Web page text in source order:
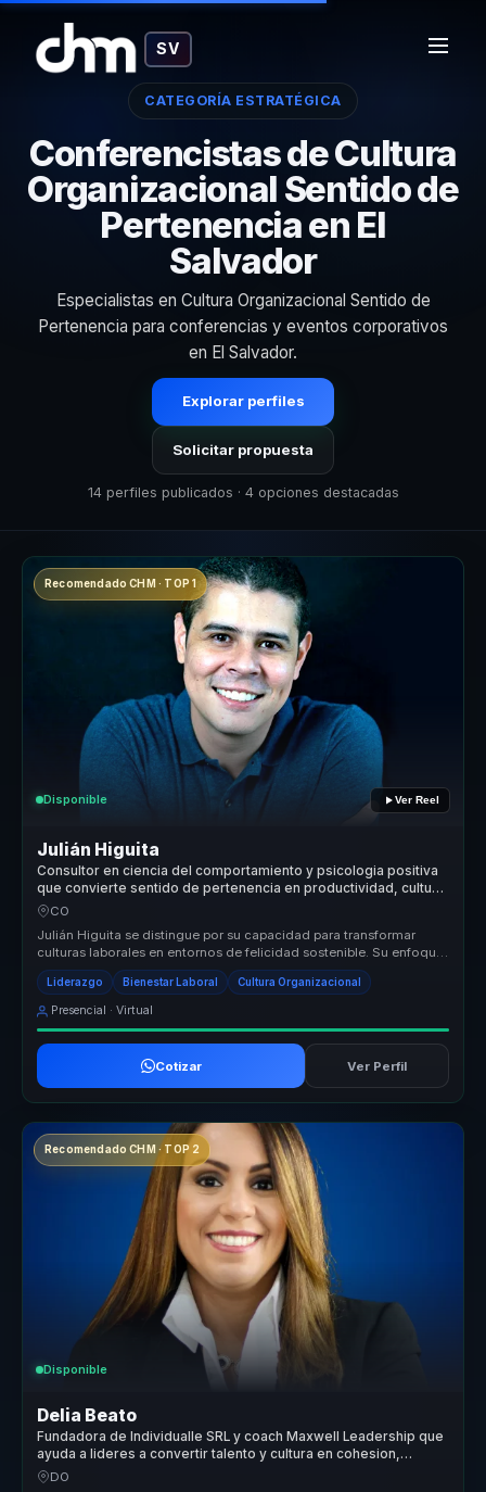
SV
CATEGORÍA ESTRATÉGICA
Conferencistas de Cultura
Organizacional Sentido de
Pertenencia en El
Salvador
Especialistas en Cultura Organizacional Sentido de
Pertenencia para conferencias y eventos corporativos
en El Salvador.
Explorar perfiles
Solicitar propuesta
14 perfiles publicados · 4 opciones destacadas
Recomendado CHM · TOP 1
Disponible Ver Reel
Julián Higuita
Consultor en ciencia del comportamiento y psicologia positiva
que convierte sentido de pertenencia en productividad, cultura
y cohesión para equipos.
CO
Julián Higuita se distingue por su capacidad para transformar
culturas laborales en entornos de felicidad sostenible. Su enfoque
único co...
Liderazgo Bienestar Laboral Cultura Organizacional
Presencial · Virtual
Cotizar Ver Perfil
Recomendado CHM · TOP 2
Disponible
Delia Beato
Fundadora de Individualle SRL y coach Maxwell Leadership que
ayuda a lideres a convertir talento y cultura en cohesion,
liderazgo y pertenencia.
DO